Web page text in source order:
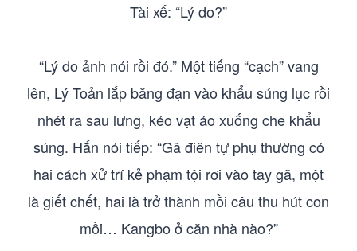
Tài xế: “Lý do?”
“Lý do ảnh nói rồi đó.” Một tiếng “cạch” vang
lên, Lý Toản lắp băng đạn vào khẩu súng lục rồi
nhét ra sau lưng, kéo vạt áo xuống che khẩu
súng. Hắn nói tiếp: “Gã điên tự phụ thường có
hai cách xử trí kẻ phạm tội rơi vào tay gã, một
là giết chết, hai là trở thành mồi câu thu hút con
mồi… Kangbo ở căn nhà nào?”